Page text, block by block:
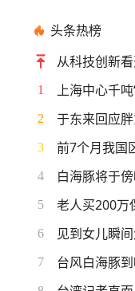
头条热榜
从科技创新
1 上海中心千
2
3 前7个月我国
4 白海豚将于
5 老人买200万
6 见到女儿瞬
7 台风白海豚